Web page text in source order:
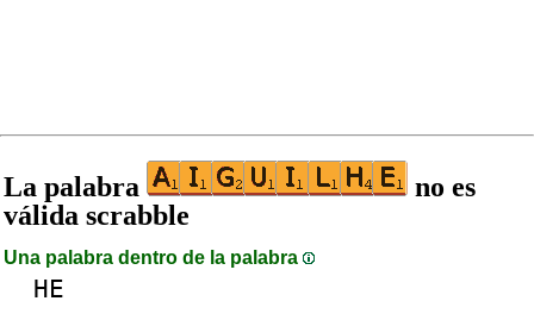
La palabra
no es
válida scrabble
Una palabra dentro de la palabra
HE